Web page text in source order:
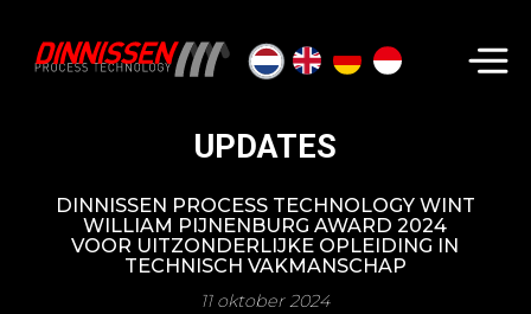
UPDATES
DINNISSEN PROCESS TECHNOLOGY WINT
WILLIAM PIJNENBURG AWARD 2024
VOOR UITZONDERLIJKE OPLEIDING IN
TECHNISCH VAKMANSCHAP
11 oktober 2024